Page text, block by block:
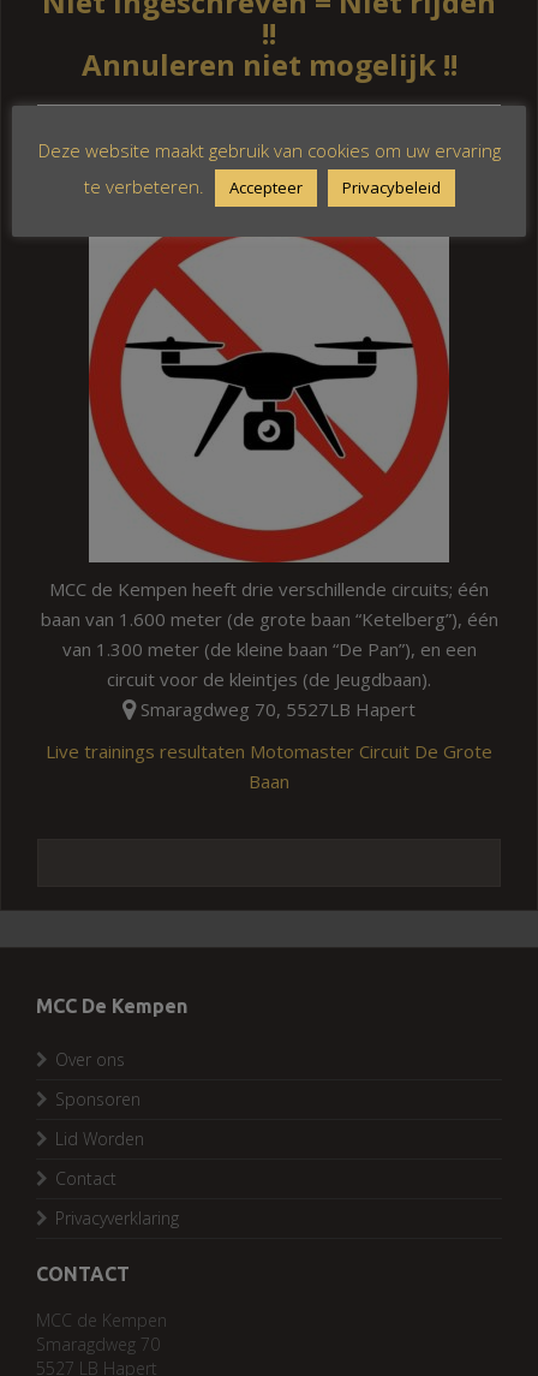
!!
Annuleren niet mogelijk !!
Vliegen met drones isniet toegestaan op of boven
MCC de Kempen heeft drie verschillende circuits; één
baan van 1.600 meter (de grote baan “Ketelberg”), één
van 1.300 meter (de kleine baan “De Pan”), en een
circuit voor de kleintjes (de Jeugdbaan).
Smaragdweg 70, 5527LB Hapert
Live trainings resultaten Motomaster Circuit De Grote
Baan
MCC De Kempen
Over ons
Sponsoren
Lid Worden
Contact
Privacyverklaring
CONTACT
MCC de Kempen
Smaragdweg 70
5527 LB Hapert
Deze website maakt gebruik van cookies om uw ervaring
te verbeteren.
Accepteer Privacybeleid